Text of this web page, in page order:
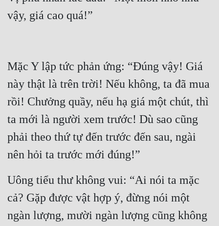
vậy, giá cao quá!”
Mặc Y lập tức phản ứng: “Đúng vậy! Giá
này thật là trên trời! Nếu không, ta đã mua
rồi! Chưởng quầy, nếu hạ giá một chút, thì
ta mới là người xem trước! Dù sao cũng
phải theo thứ tự đến trước đến sau, ngài
nên hỏi ta trước mới đúng!”
Uông tiểu thư không vui: “Ai nói ta mặc
cả? Gặp được vật hợp ý, đừng nói một
ngàn lượng, mười ngàn lượng cũng không